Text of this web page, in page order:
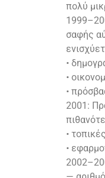
πολύ
σαφής
•
•
•
2001:
•
•